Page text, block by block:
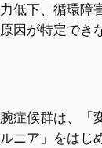
低下、循環障
因が特定でき
症候群は、「
ルニア」をはじ